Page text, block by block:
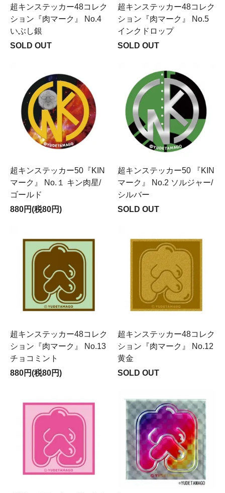
超キンステッカー48コレク
ション『肉マーク』 No.4
いぶし銀
SOLD OUT
超キンステッカー48コレク
ション『肉マーク』 No.5
インクドロップ
SOLD OUT
超キンステッカー50『KIN
マーク』 No.１ キン肉星/
ゴールド
880円(税80円)
超キンステッカー50 『KIN
マーク』 No.2 ソルジャー/
シルバー
SOLD OUT
超キンステッカー48コレク
ション『肉マーク』 No.13
チョコミント
880円(税80円)
超キンステッカー48コレク
ション『肉マーク』 No.12
黄金
SOLD OUT